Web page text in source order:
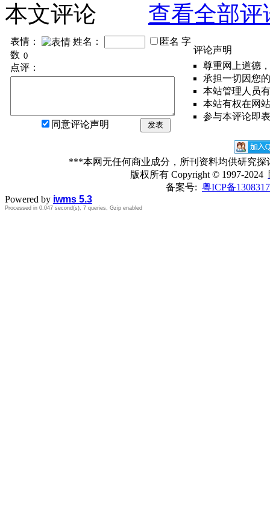
本文评论
查看全部评
表情： 姓名： 匿名 字
数
点评：
同意评论声明 发表
评论声明
尊重网上道德
承担一切因您
本站管理人员
本站有权在网
参与本评论即
***本网无任何商业成分，所刊资料均供研究
版权所有 Copyright © 1997-2024
备案号: 粤ICP备
Powered by iwms 5.3
Processed in 0.047 second(s), 7 queries, Gzip enabled